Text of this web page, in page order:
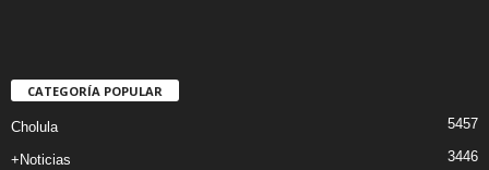
CATEGORÍA POPULAR
Cholula 5457
+Noticias 3446